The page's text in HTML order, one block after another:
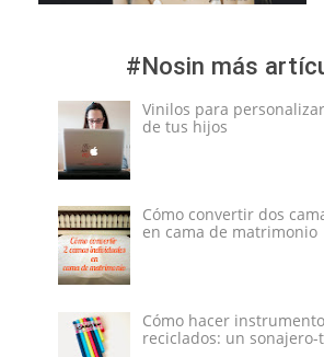
#Nosin más
Vinilos para
de tus hijos
Cómo convertir dos
en cama de matrimonio
Cómo hacer
reciclados: un